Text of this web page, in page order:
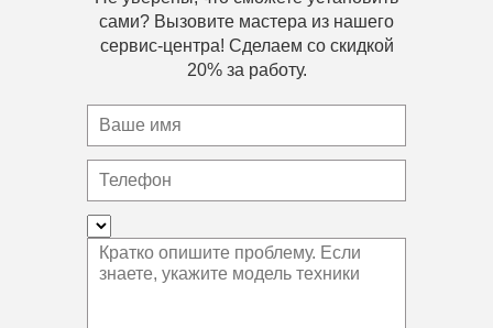
сами? Вызовите мастера из нашего
сервис-центра! Сделаем со скидкой
20% за работу.